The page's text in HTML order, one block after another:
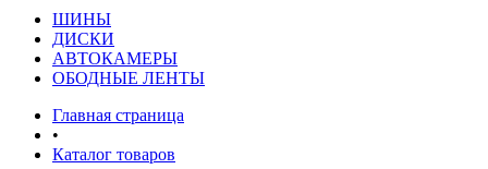
ШИНЫ
ДИСКИ
АВТОКАМЕРЫ
ОБОДНЫЕ ЛЕНТЫ
Главная страница
•
Каталог товаров